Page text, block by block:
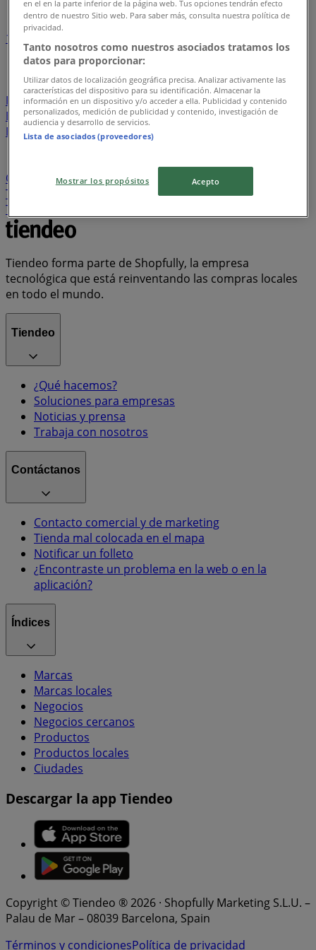
1
26
Davivienda
Tiendas D1 Ara Metro Olímpica
Rebaja
Banco AV Villas Alkosto Éxito
Jumbo
Banco Itaú
Protección Homecenter
Makro
Bancolombia
Ésika Cruz verde
Calzado Romulo
Banco de
Occidente
Ktronix Panamericana
Banco de Bogotá
Tigo
ELA
Droguería la Economía
Totto
Tiendeo forma parte de Shopfully, la empresa
tecnológica que está reinventando las compras locales
en todo el mundo.
Tiendeo
¿Qué hacemos?
Soluciones para empresas
Noticias y prensa
Trabaja con nosotros
Contáctanos
Contacto comercial y de marketing
Tienda mal colocada en el mapa
Notificar un folleto
¿Encontraste un problema en la web o en la
aplicación?
Índices
Marcas
Marcas locales
Negocios
Negocios cercanos
Productos
Productos locales
Ciudades
Descargar la app Tiendeo
Copyright © Tiendeo ® 2026 · Shopfully Marketing S.L.U. –
Palau de Mar – 08039 Barcelona, Spain
Términos y condicionesPolítica de privacidad
en el en la parte inferior de la página web. Tus opciones tendrán efecto
dentro de nuestro Sitio web. Para saber más, consulta nuestra política de
privacidad.
Tanto nosotros como nuestros asociados tratamos los
datos para proporcionar:
Utilizar datos de localización geográfica precisa. Analizar activamente las
características del dispositivo para su identificación. Almacenar la
información en un dispositivo y/o acceder a ella. Publicidad y contenido
personalizados, medición de publicidad y contenido, investigación de
audiencia y desarrollo de servicios.
Lista de asociados (proveedores)
Mostrar los propósitos Acepto